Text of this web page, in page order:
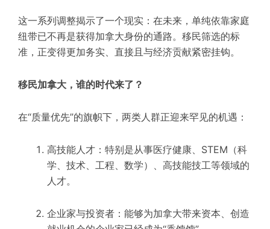
这一系列调整揭示了一个现实：在未来，单纯依靠家庭
纽带已不再是获得加拿大身份的通路。移民筛选的标
准，正变得更加务实、直接且与经济贡献紧密挂钩。
移民加拿大，谁的时代来了？
在“质量优先”的旗帜下，两类人群正迎来罕见的机遇：
高技能人才：特别是从事医疗健康、STEM（科
学、技术、工程、数学）、高技能技工等领域的
人才。
企业家与投资者：能够为加拿大带来资本、创造